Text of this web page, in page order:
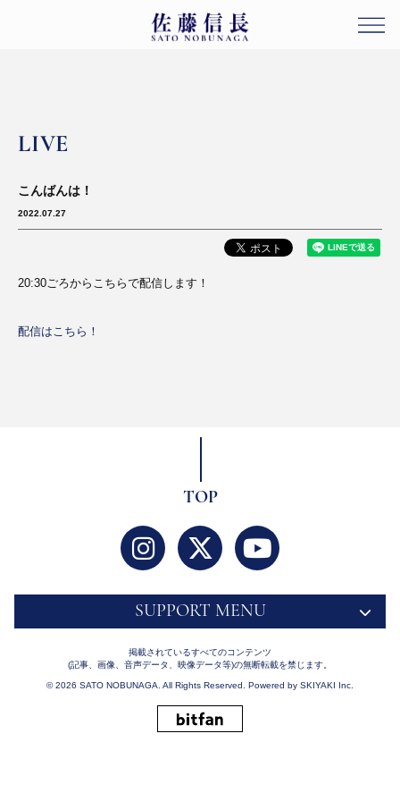
LIVE
こんばんは！
2022.07.27
20:30ごろからこちらで配信します！
配信はこちら！
TOP
SUPPORT MENU
掲載されているすべてのコンテンツ
(記事、画像、音声データ、映像データ等)の無断転載を禁じます。
© 2026 SATO NOBUNAGA. All Rights Reserved. Powered by SKIYAKI Inc.